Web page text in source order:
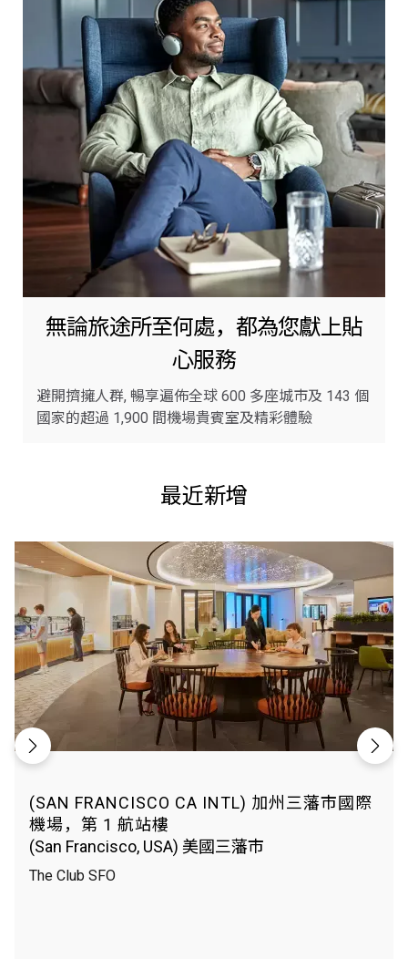
無論旅途所至何處，都為您獻上貼
心服務
避開擠擁人群, 暢享遍佈全球 600 多座城市及 143 個
國家的超過 1,900 間機場貴賓室及精彩體驗
最近新增
(SAN FRANCISCO CA INTL) 加州三藩市國際
機場，第 1 航站樓
(San Francisco, USA) 美國三藩市
The Club SFO